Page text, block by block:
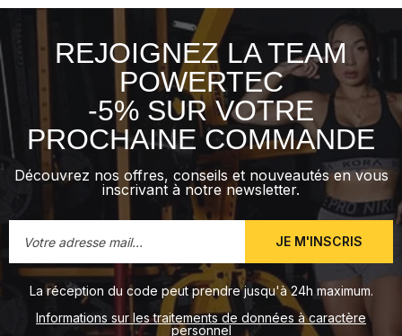
REJOIGNEZ LA TEAM
POWERTEC
-5% SUR VOTRE
PROCHAINE COMMANDE
Découvrez nos offres, conseils et nouveautés en vous
inscrivant à notre newsletter.
JE M'INSCRIS
La réception du code peut prendre jusqu'à 24h maximum.
Informations sur les traitements de données à caractère
personnel